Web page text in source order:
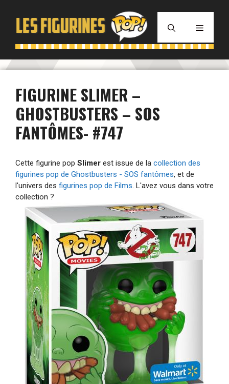
contenu
MENU
FIGURINE SLIMER –
GHOSTBUSTERS – SOS
FANTÔMES- #747
Cette figurine pop Slimer est issue de la collection des
figurines pop de Ghostbusters - SOS fantômes, et de
l'univers des figurines pop de Films. L'avez vous dans votre
collection ?